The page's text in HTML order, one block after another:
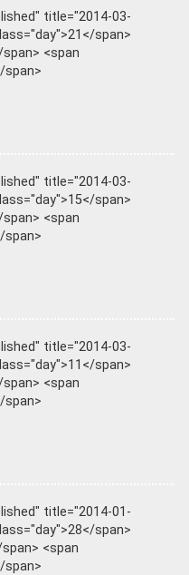
title="2014-03-
span>
<span
span>
title="2014-03-
span>
<span
span>
title="2014-03-
span>
<span
span>
title="2014-01-
span>
<span
span>